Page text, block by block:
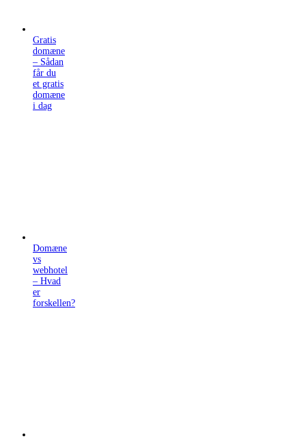
Gratis
domæne
– Sådan
får du
et gratis
domæne
i dag
Domæne
vs
webhotel
– Hvad
er
forskellen?